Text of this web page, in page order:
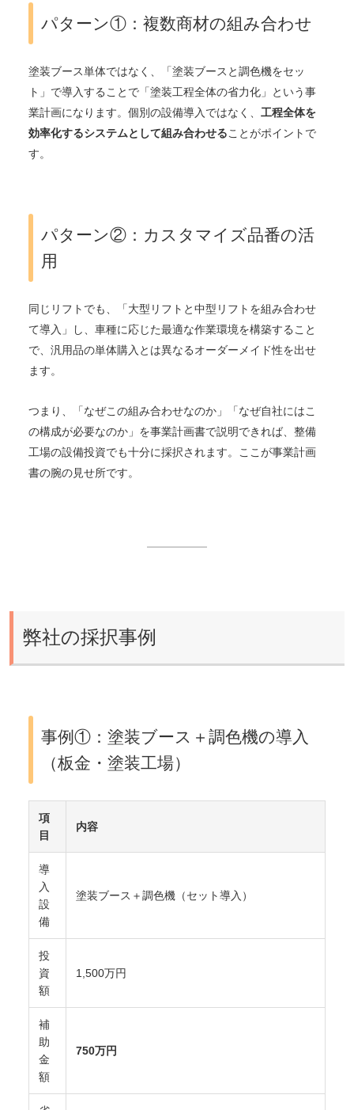
パターン①：複数商材の組み合わせ
塗装ブース単体ではなく、「塗装ブースと調色機をセッ
ト」で導入することで「塗装工程全体の省力化」という事
業計画になります。個別の設備導入ではなく、 工程全体を
効率化するシステムとして組み合わせることがポイントで
す。
パターン②：カスタマイズ品番の活
用
同じリフトでも、「大型リフトと中型リフトを組み合わせ
て導入」し、車種に応じた最適な作業環境を構築すること
で、汎用品の単体購入とは異なるオーダーメイド性を出せ
ます。
つまり、「なぜこの組み合わせなのか」「なぜ自社にはこ
の構成が必要なのか」を事業計画書で説明できれば、整備
工場の設備投資でも十分に採択されます。ここが事業計画
書の腕の見せ所です。
弊社の採択事例
事例①：塗装ブース＋調色機の導入
（板金・塗装工場）
項
目
内容
導
入
設
備
塗装ブース＋調色機（セット導入）
投
資
額
1,500万円
補
助
金
額
750万円